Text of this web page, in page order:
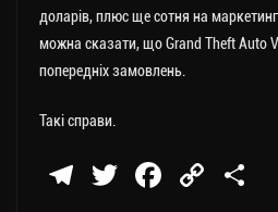
доларів, плюс ще сотня на
можна сказати, що Grand Theft Auto V
попередніх замовлень.
Такі справи.
Te
T
Fa
C